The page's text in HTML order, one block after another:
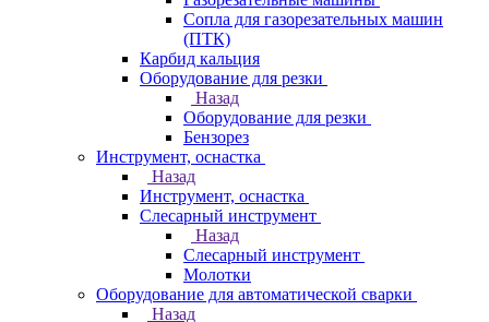
Сопла для газорезательных машин
(ПТК)
Карбид кальция
Оборудование для резки
Назад
Оборудование для резки
Бензорез
Инструмент, оснастка
Назад
Инструмент, оснастка
Слесарный инструмент
Назад
Слесарный инструмент
Молотки
Оборудование для автоматической сварки
Назад